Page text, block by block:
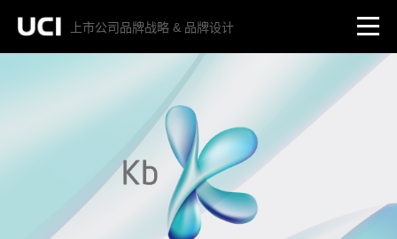
上市公司品牌战略 & 品牌设计